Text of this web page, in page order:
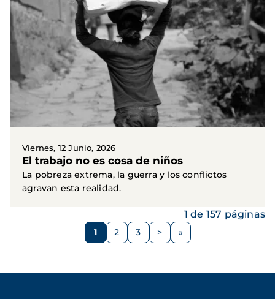
Viernes, 12 Junio, 2026
El trabajo no es cosa de niños
La pobreza extrema, la guerra y los conflictos
agravan esta realidad.
Página
1 Página
2 Página
3
Siguiente
>
1 de 157 páginas